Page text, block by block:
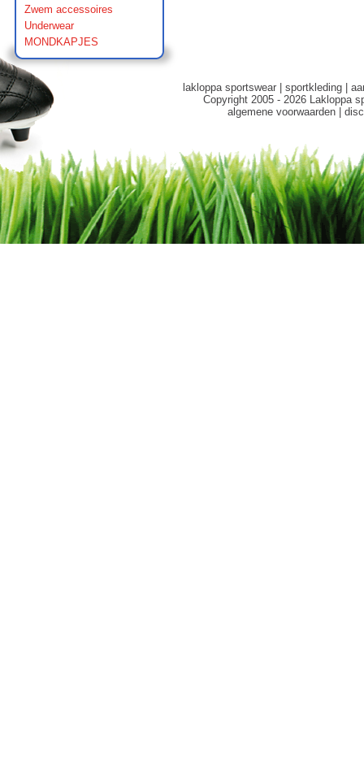
Zwem accessoires
Underwear
MONDKAPJES
lakloppa sportswear| sportkleding|
Copyright 2005 - 2026 Lakloppa
algemene voorwaarden